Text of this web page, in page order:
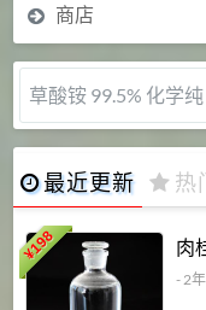
商店
草酸铵 99.5% 化学纯
最近更新 热
¥
198 肉
- 2